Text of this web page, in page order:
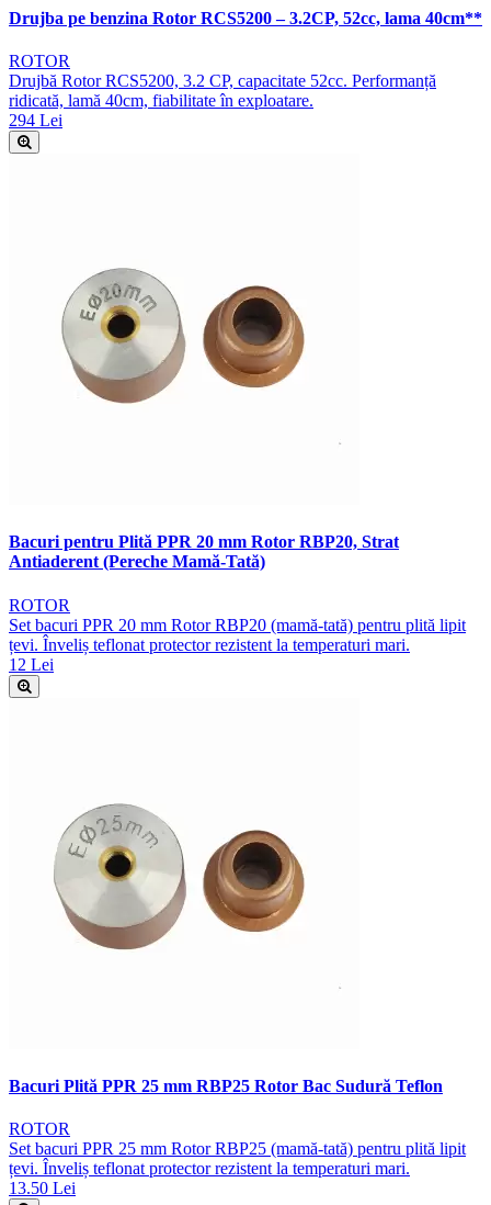
Drujba pe benzina Rotor RCS5200 – 3.2CP, 52cc, lama 40cm**
ROTOR
Drujbă Rotor RCS5200, 3.2 CP, capacitate 52cc. Performanță
ridicată, lamă 40cm, fiabilitate în exploatare.
294 Lei
Bacuri pentru Plită PPR 20 mm Rotor RBP20, Strat
Antiaderent (Pereche Mamă-Tată)
ROTOR
Set bacuri PPR 20 mm Rotor RBP20 (mamă-tată) pentru plită lipit
țevi. Înveliș teflonat protector rezistent la temperaturi mari.
12 Lei
Bacuri Plită PPR 25 mm RBP25 Rotor Bac Sudură Teflon
ROTOR
Set bacuri PPR 25 mm Rotor RBP25 (mamă-tată) pentru plită lipit
țevi. Înveliș teflonat protector rezistent la temperaturi mari.
13.50 Lei